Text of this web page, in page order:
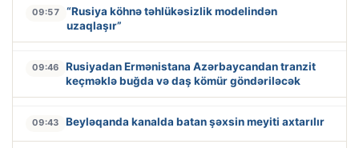
09:57
“Rusiya köhnə təhlükəsizlik modelindən
uzaqlaşır”
09:46
Rusiyadan Ermənistana Azərbaycandan tranzit
keçməklə buğda və daş kömür göndəriləcək
09:43 Beyləqanda kanalda batan şəxsin meyiti axtarılır